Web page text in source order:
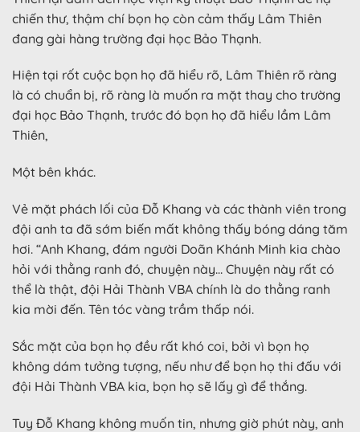
chiến thư, thậm chí bọn họ còn cảm thấy Lâm Thiên
đang gài hàng trường đại học Bảo Thạnh.
Hiện tại rốt cuộc bọn họ đã hiểu rõ, Lâm Thiên rõ ràng
là có chuẩn bị, rõ ràng là muốn ra mặt thay cho trường
đại học Bảo Thạnh, trước đó bọn họ đã hiểu lầm Lâm
Thiên,
Một bên khác.
Vẻ mặt phách lối của Đỗ Khang và các thành viên trong
đội anh ta đã sớm biến mất không thấy bóng dáng tăm
hơi. “Anh Khang, đám người Doãn Khánh Minh kia chào
hỏi với thằng ranh đó, chuyện này… Chuyện này rất có
thể là thật, đội Hải Thành VBA chính là do thằng ranh
kia mời đến. Tên tóc vàng trầm thấp nói.
Sắc mặt của bọn họ đều rất khó coi, bởi vì bọn họ
không dám tưởng tượng, nếu như để bọn họ thi đấu với
đội Hải Thành VBA kia, bọn họ sẽ lấy gì để thắng.
Tuy Đỗ Khang không muốn tin, nhưng giờ phút này, anh